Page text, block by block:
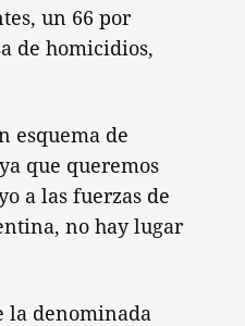
un 66 por
de homicidios,
esquema de
que queremos
a las fuerzas de
no hay lugar
la denominada